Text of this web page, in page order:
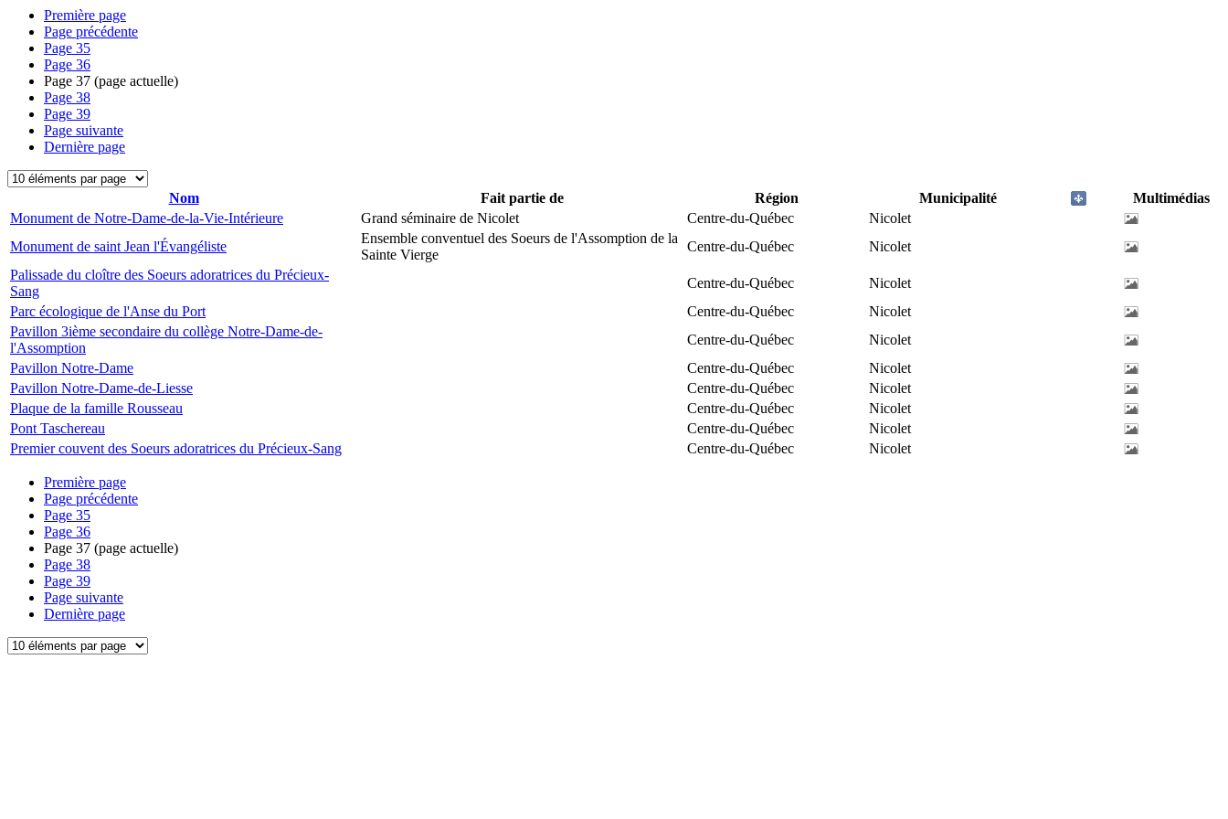
Première page
Page précédente
Page 35
Page 36
Page 37 (page actuelle)
Page 38
Page 39
Page suivante
Dernière page
Nom Fait partie de Région Municipalité
Multimédias
Monument de Notre-Dame-de-la-Vie-Intérieure
Grand séminaire de Nicolet Centre-du-Québec
Nicolet
Monument de saint Jean l'Évangéliste
Ensemble conventuel des Soeurs de l'Assomption de la
Sainte Vierge
Centre-du-Québec
Nicolet
Palissade du cloître des Soeurs adoratrices du Précieux-
Sang
Centre-du-Québec
Nicolet
Parc écologique de l'Anse du Port
Centre-du-Québec
Nicolet
Pavillon 3ième secondaire du collège Notre-Dame-de-
l'Assomption
Centre-du-Québec
Nicolet
Pavillon Notre-Dame
Centre-du-Québec
Nicolet
Pavillon Notre-Dame-de-Liesse
Centre-du-Québec
Nicolet
Plaque de la famille Rousseau
Centre-du-Québec
Nicolet
Pont Taschereau
Centre-du-Québec
Nicolet
Premier couvent des Soeurs adoratrices du Précieux-Sang
Centre-du-Québec Nicolet
Première page
Page précédente
Page 35
Page 36
Page 37 (page actuelle)
Page 38
Page 39
Page suivante
Dernière page